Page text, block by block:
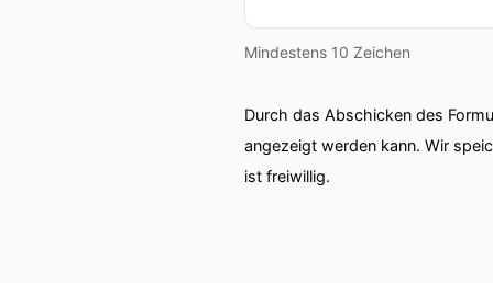
Mindestens 10 Zeichen
Durch das Abschicken des
angezeigt werden kann. Wir
ist freiwillig.